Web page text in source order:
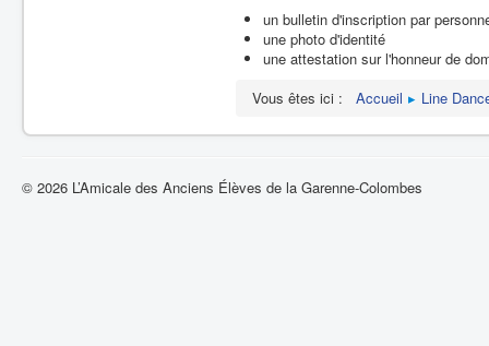
un bulletin d'inscription par
une photo d'identité
une attestation sur l'honneur de
Vous êtes ici :
Accueil Line
© 2026 L’Amicale des Anciens Élèves de la Garenne-Colombes